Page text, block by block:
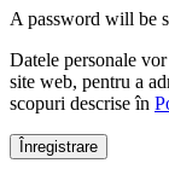
A password will be
Datele personale
site web, pentru a
scopuri descrise în
Înregistrare